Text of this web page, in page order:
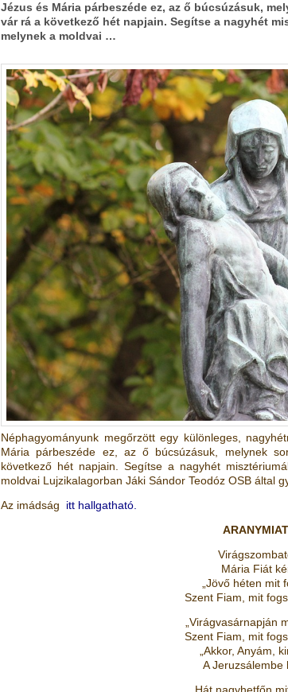
Jézus és Mária párbeszéde ez, az ő búcsúzásuk,
vár rá a következő hét napjain. Segítse a nagyhét
melynek a moldvai …
Néphagyományunk megőrzött egy különleges,
Mária párbeszéde ez, az ő búcsúzásuk, melynek
következő hét napjain. Segítse a nagyhét
moldvai Lujzikalagorban Jáki Sándor Teodóz OSB által
Az imádság
itt hallgatható.
Mária Fiát
„Jövő héten mit
Szent Fiam, mit
„Virágvasárnapján
Szent Fiam, mit
„Akkor, Anyám,
A Jeruzsálembe